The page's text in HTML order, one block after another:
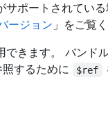
ポートされてい
ージョン 」をご覧
きます。 バンド
するために
$ref